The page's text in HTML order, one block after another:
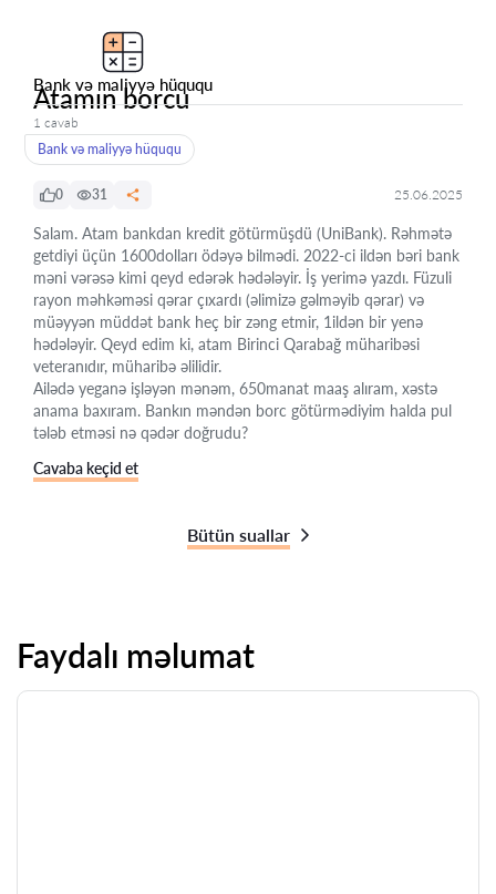
Bank və maliyyə hüququ
Atamın borcu
1 cavab
Bank və maliyyə hüququ
0 31 25.06.2025
Salam. Atam bankdan kredit götürmüşdü (UniBank). Rəhmətə
getdiyi üçün 1600dolları ödəyə bilmədi. 2022-ci ildən bəri bank
məni vərəsə kimi qeyd edərək hədələyir. İş yerimə yazdı. Füzuli
rayon məhkəməsi qərar çıxardı (əlimizə gəlməyib qərar) və
müəyyən müddət bank heç bir zəng etmir, 1ildən bir yenə
hədələyir. Qeyd edim ki, atam Birinci Qarabağ müharibəsi
veteranıdır, müharibə əlilidir.
Ailədə yeganə işləyən mənəm, 650manat maaş alıram, xəstə
anama baxıram. Bankın məndən borc götürmədiyim halda pul
tələb etməsi nə qədər doğrudu?
Cavaba keçid et
Bütün suallar
Faydalı məlumat